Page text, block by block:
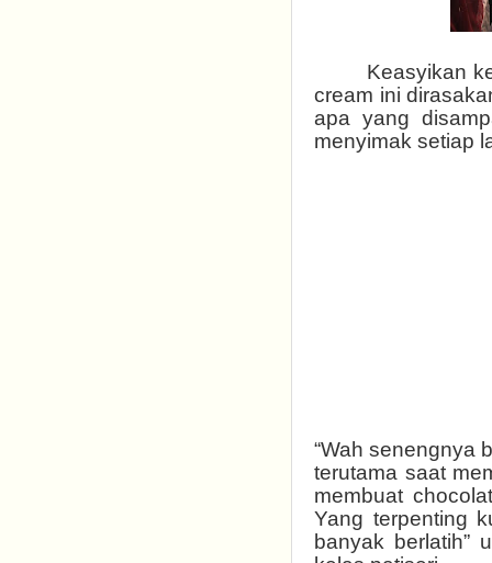
Keasyikan
cream ini
apa yang
menyimak setiap
“Wah senengnya
terutama saat
membuat
Yang terpenting
banyak berlatih”